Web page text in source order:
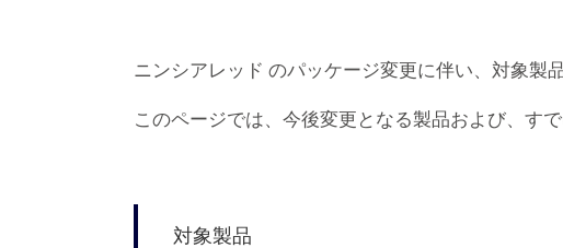
ニンシアレッド のパッケージ変更に伴い、対象製
このページでは、今後変更となる製品および、す
対象製品